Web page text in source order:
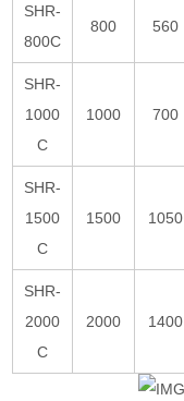
SHR-
800C
800 560
SHR-
1000
C
1000 700
SHR-
1500
C
1500 1050
SHR-
2000
C
2000 1400